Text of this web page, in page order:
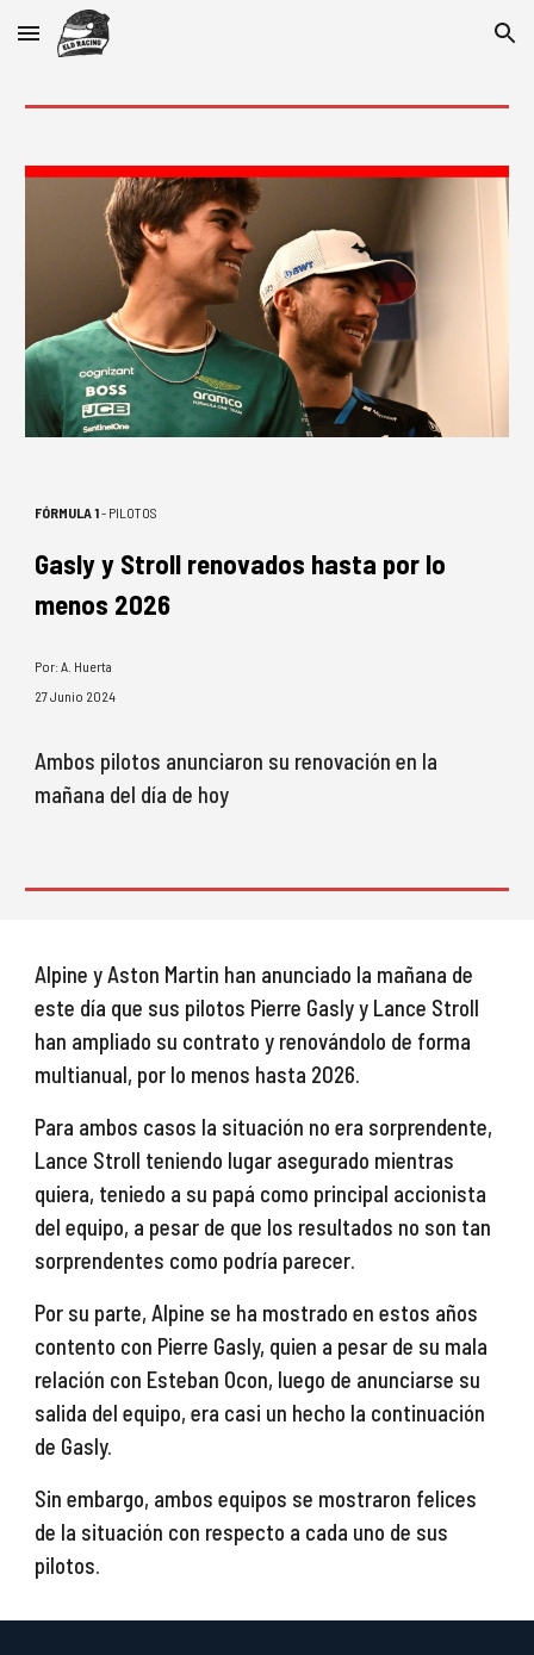
Skip to main content Skip to navigation
FÓRMULA 1- PILOTOS
Gasly y Stroll renovados hasta por lo
menos 2026
Por: A. Huerta
27Junio 2024
Ambos pilotos anunciaron su renovación en la
mañana del día de hoy
Alpine y Aston Martin han anunciado la mañana de
este día que sus pilotos Pierre Gasly y Lance Stroll
han ampliado su contrato y renovándolo de forma
multianual, por lo menos hasta 2026.
Para ambos casos la situación no era sorprendente,
Lance Stroll teniendo lugar asegurado mientras
quiera, teniedo a su papá como principal accionista
del equipo, a pesar de que los resultados no son tan
sorprendentes como podría parecer.
Por su parte, Alpine se ha mostrado en estos años
contento con Pierre Gasly, quien a pesar de su mala
relación con Esteban Ocon, luego de anunciarse su
salida del equipo, era casi un hecho la continuación
de Gasly.
Sin embargo, ambos equipos se mostraron felices
de la situación con respecto a cada uno de sus
pilotos.